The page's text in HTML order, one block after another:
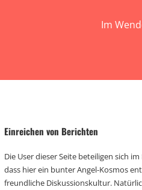
Im
Einreichen von Berichten
Die User dieser Seite beteiligen sich
dass hier ein bunter Angel-Kosmos
freundliche Diskussionskultur.